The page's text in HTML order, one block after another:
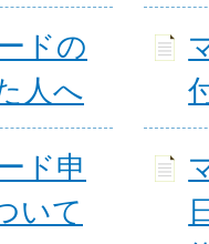
ドの
人へ
ド申
いて